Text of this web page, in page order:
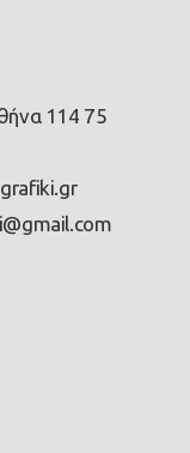
114 75